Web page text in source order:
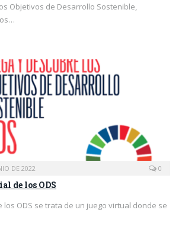
Objetivos de Desarrollo Sostenible,
DE 2022 0
de los ODS
los ODS se trata de un juego virtual donde se